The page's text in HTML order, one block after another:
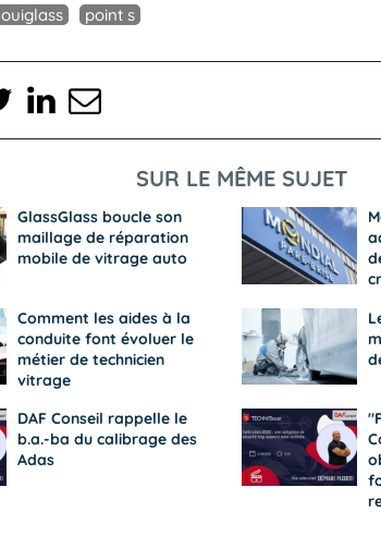
ouiglass point s
SUR LE MÊME SUJET
GlassGlass boucle son
maillage de réparation
mobile de vitrage auto
Comment les aides à la
conduite font évoluer le
métier de technicien
vitrage
DAF Conseil rappelle le
b.a.-ba du calibrage des
Adas